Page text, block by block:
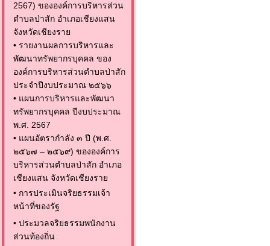
2567) ขององค์การบริหารส่วน
ตำบลป่าสัก อำเภอเชียงแสน
จังหวัดเชียงราย
• รายงานผลการบริหารและ
พัฒนาทรัพยากรบุคคล ของ
องค์การบริหารส่วนตำบลป่าสัก
ประจำปีงบประมาณ ๒๕๖๖
• แผนการบริหารและพัฒนา
ทรัพยากรบุคคล ปีงบประมาณ
พ.ศ. 2567
• แผนอัตรากำลัง ๓ ปี (พ.ศ.
๒๕๖๗ – ๒๕๖๙) ขององค์การ
บริหารส่วนตำบลป่าสัก อำเภอ
เชียงแสน จังหวัดเชียงราย
• การประเมินจริยธรรมเจ้า
หน้าที่ของรัฐ
• ประมวลจริยธรรมพนักงาน
ส่วนท้องถิ่น